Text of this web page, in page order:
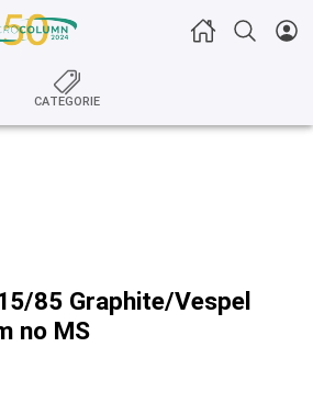
CATEGORIE
85 Graphite/Vespel
no MS